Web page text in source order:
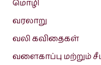
மொழி
வரலாறு
வலி கவிதைகள்
வளைகாப்பு மற்றும்